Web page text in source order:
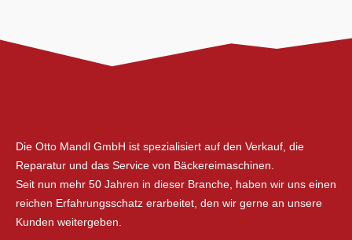
Die Otto Mandl GmbH ist spezialisiert auf den Verkauf, die
Reparatur und das Service von Bäckereimaschinen.
Seit nun mehr 50 Jahren in dieser Branche, haben wir uns einen
reichen Erfahrungsschatz erarbeitet, den wir gerne an unsere
Kunden weitergeben.